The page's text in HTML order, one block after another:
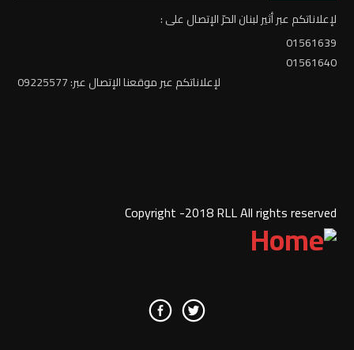
لإعلاناتكم عبر أثير لبنان الحرّ الإتصال على :
01561639
01561640
لإعلاناتكم عبر موقعنا الإتصال عبر: 09225577
Copyright -2018 RLL All rights reserved